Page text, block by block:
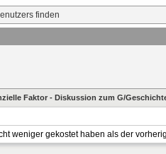
Faktor - Diskussion zum G/
weniger gekostet haben als der